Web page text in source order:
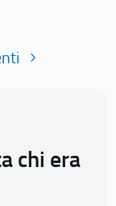
chi era